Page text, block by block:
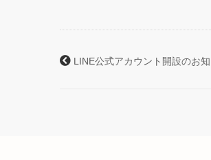
LINE公式アカウント開設のお